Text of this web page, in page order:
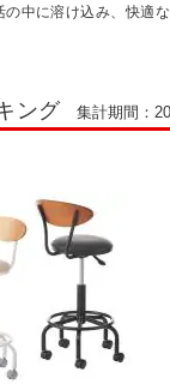
中に溶け込み、快適
ング 集計期間：